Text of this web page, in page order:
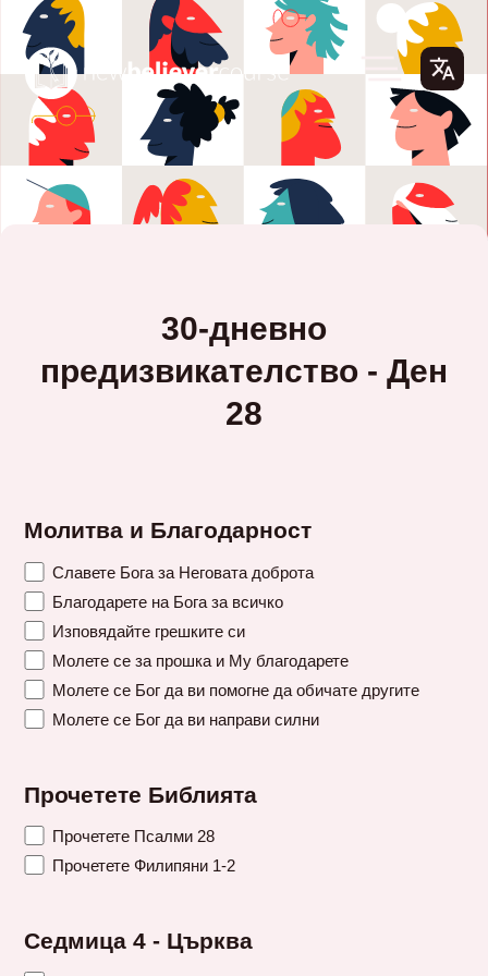
30-дневно
предизвикателство - Ден
28
Молитва и Благодарност
Славете Бога за Неговата доброта
Благодарете на Бога за всичко
Изповядайте грешките си
Молете се за прошка и Му благодарете
Молете се Бог да ви помогне да обичате другите
Молете се Бог да ви направи силни
Прочетете Библията
Прочетете Псалми 28
Прочетете Филипяни 1-2
Седмица 4 - Църква